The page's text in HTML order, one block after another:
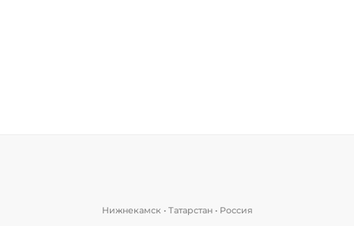
Нижнекамск • Татарстан • Россия